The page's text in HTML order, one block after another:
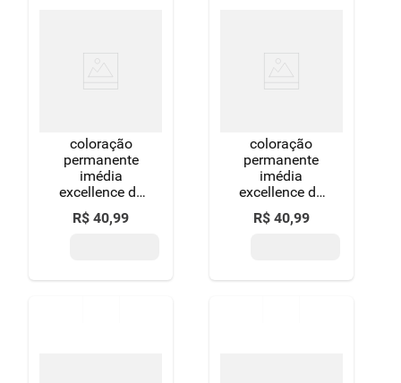
coloração
permanente
imédia
excellence de
l'oréal paris
3.0 castanho
R$ 40,99
coloração
permanente
imédia
excellence de
l'oréal paris
6.0 louro
R$ 40,99